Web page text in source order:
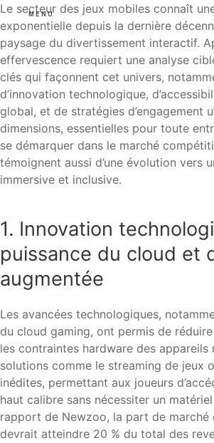
MENU
Le secteur des jeux mobiles connaît
exponentielle depuis la dernière
paysage du divertissement interactif.
effervescence requiert une analyse
clés qui façonnent cet univers,
d’innovation technologique,
global, et de stratégies d’engagement
dimensions, essentielles pour toute
se démarquer dans le marché
témoignent aussi d’une évolution vers
immersive et inclusive.
1. Innovation
puissance du cloud et
augmentée
Les avancées technologiques,
du cloud gaming, ont permis de
les contraintes hardware des appareils
solutions comme le streaming de jeux
inédites, permettant aux joueurs
haut calibre sans nécessiter un
rapport de Newzoo, la part de marché
devrait atteindre 20 % du total des